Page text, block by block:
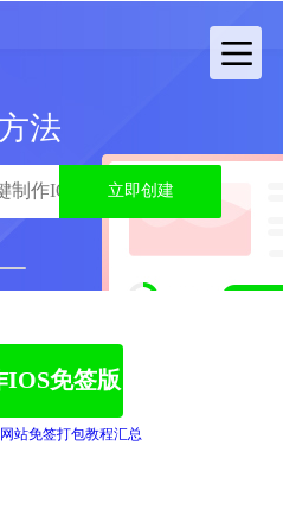
法
立即创建
IOS免签版
站免签打包教程汇总